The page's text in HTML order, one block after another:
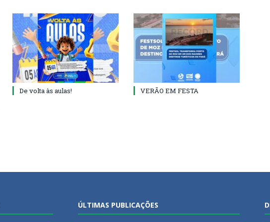
De volta às aulas! VERÃO EM FESTA
ÚLTIMAS PUBLICAÇÕES